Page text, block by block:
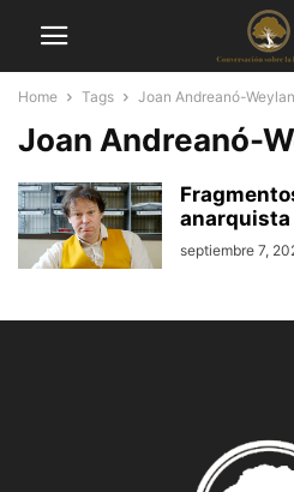
Home Tags Joan Andreanó-
Joan Andreanó-
anarquista
septiembre 7,